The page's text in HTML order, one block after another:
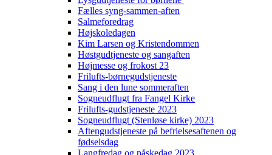
Fælles syng-sammen-aften
Salmeforedrag
Højskoledagen
Kim Larsen og Kristendommen
Høstgudtjeneste og sangaften
Højmesse og frokost 23
Frilufts-børnegudstjeneste
Sang i den lune sommeraften
Sogneudflugt fra Fangel Kirke
Frilufts-gudstjeneste 2023
Sogneudflugt (Stenløse kirke) 2023
Aftengudstjeneste på befrielsesaftenen og
fødselsdag